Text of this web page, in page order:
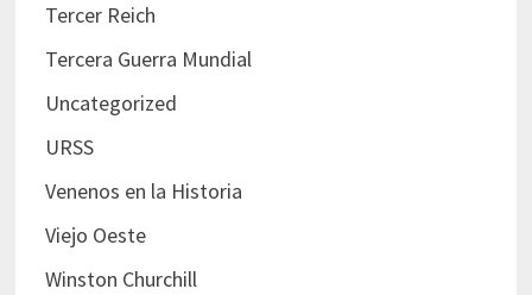
Tercer Reich
Tercera Guerra Mundial
Uncategorized
URSS
Venenos en la Historia
Viejo Oeste
Winston Churchill